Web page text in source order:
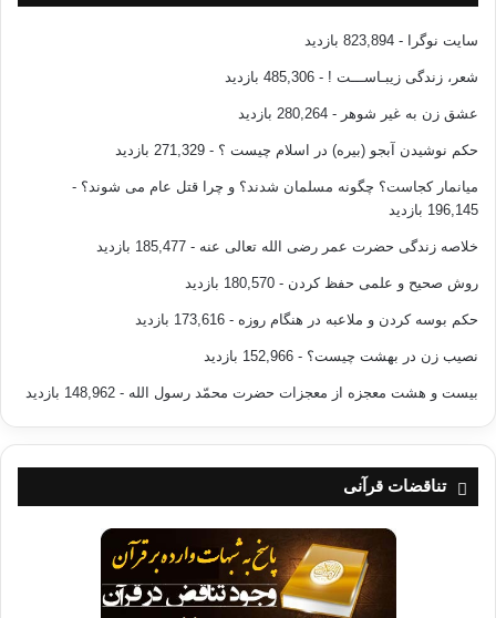
سایت نوگرا - 823,894 بازدید
شعر، زندگی زیبـاســـت ! - 485,306 بازدید
عشق زن به غیر شوهر - 280,264 بازدید
حکم نوشیدن آبجو (بیره) در اسلام چیست ؟ - 271,329 بازدید
میانمار کجاست؟ چگونه مسلمان شدند؟ و چرا قتل عام می شوند؟ -
196,145 بازدید
خلاصه زندگی حضرت عمر رضی الله تعالی عنه - 185,477 بازدید
روش صحیح و علمی حفظ کردن - 180,570 بازدید
حکم بوسه کردن و ملاعبه در هنگام روزه - 173,616 بازدید
نصیب زن در بهشت چیست؟ - 152,966 بازدید
بیست و هشت معجزه از معجزات حضرت محمّد رسول الله - 148,962 بازدید
تناقضات قرآنی